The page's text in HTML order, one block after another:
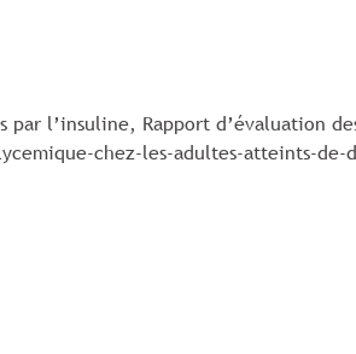
l’insuline, Rapport d’évaluation
chez-les-adultes-atteints-de-